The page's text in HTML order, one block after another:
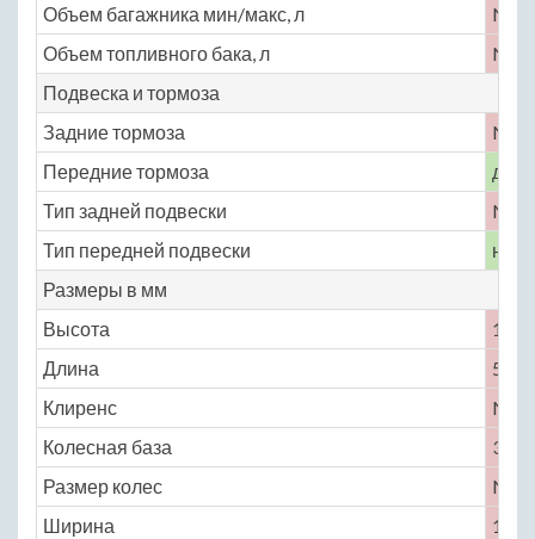
Объем багажника мин/макс, л
No
Объем топливного бака, л
No
Подвеска и тормоза
Задние тормоза
No
Передние тормоза
Тип задней подвески
No
Тип передней подвески
Размеры в мм
Высота
1473
Длина
5169
Клиренс
No
Колесная база
3048
Размер колес
No
Ширина
1918